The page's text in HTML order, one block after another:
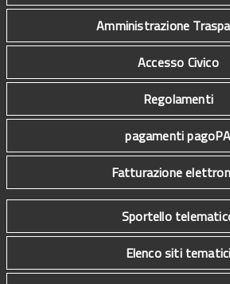
Amministrazione
Accesso Civico
Regolamenti
pagamenti pagoPA
Fatturazione
Sportello
Elenco siti tematici